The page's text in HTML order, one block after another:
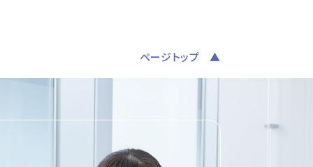
ページトップ